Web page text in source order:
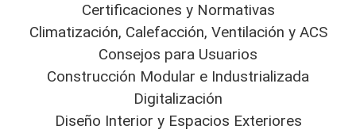
Certificaciones y Normativas
Climatización, Calefacción, Ventilación y ACS
Consejos para Usuarios
Construcción Modular e Industrializada
Digitalización
Diseño Interior y Espacios Exteriores